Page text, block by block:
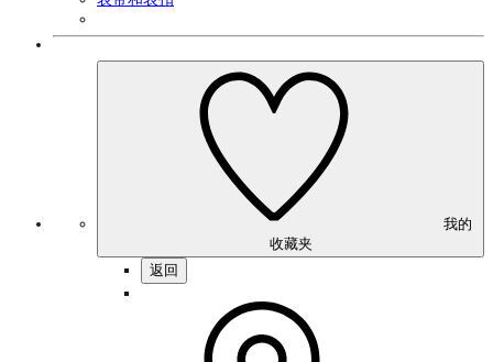
收藏夹
返回